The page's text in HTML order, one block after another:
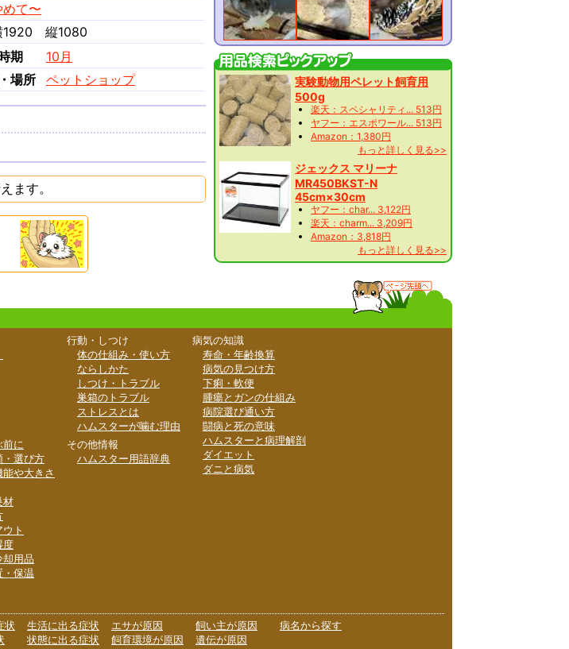
めて〜
1920 縦1080
期
10月
場所
ペットショップ
ます。
実験動物用ペレット飼育用
500g
楽天：スペシャリティ... 513円
ヤフー：エスポワール... 513円
Amazon：1,380円
もっと詳しく見る>>
ジェックス マリーナ
MR450BKST-N
45cm×30cm
ヤフー：char... 3,122円
楽天：charm... 3,209円
Amazon：3,818円
もっと詳しく見る>>
に
・選び方
や大きさ
材
ト
度
却用品
・保温
行動・しつけ
体の仕組み・使い方
ならしかた
しつけ・トラブル
巣箱のトラブル
ストレスとは
ハムスターが噛む理由
その他情報
ハムスター用語辞典
病気の知識
寿命・年齢換算
病気の見つけ方
下痢・軟便
腫瘍とガンの仕組み
病院選び通い方
闘病と死の意味
ハムスターと病理解剖
ダイエット
ダニと病気
状
生活に出る症状
状態に出る症状
エサが原因
飼育環境が原因
飼い主が原因
遺伝が原因
病名から探す